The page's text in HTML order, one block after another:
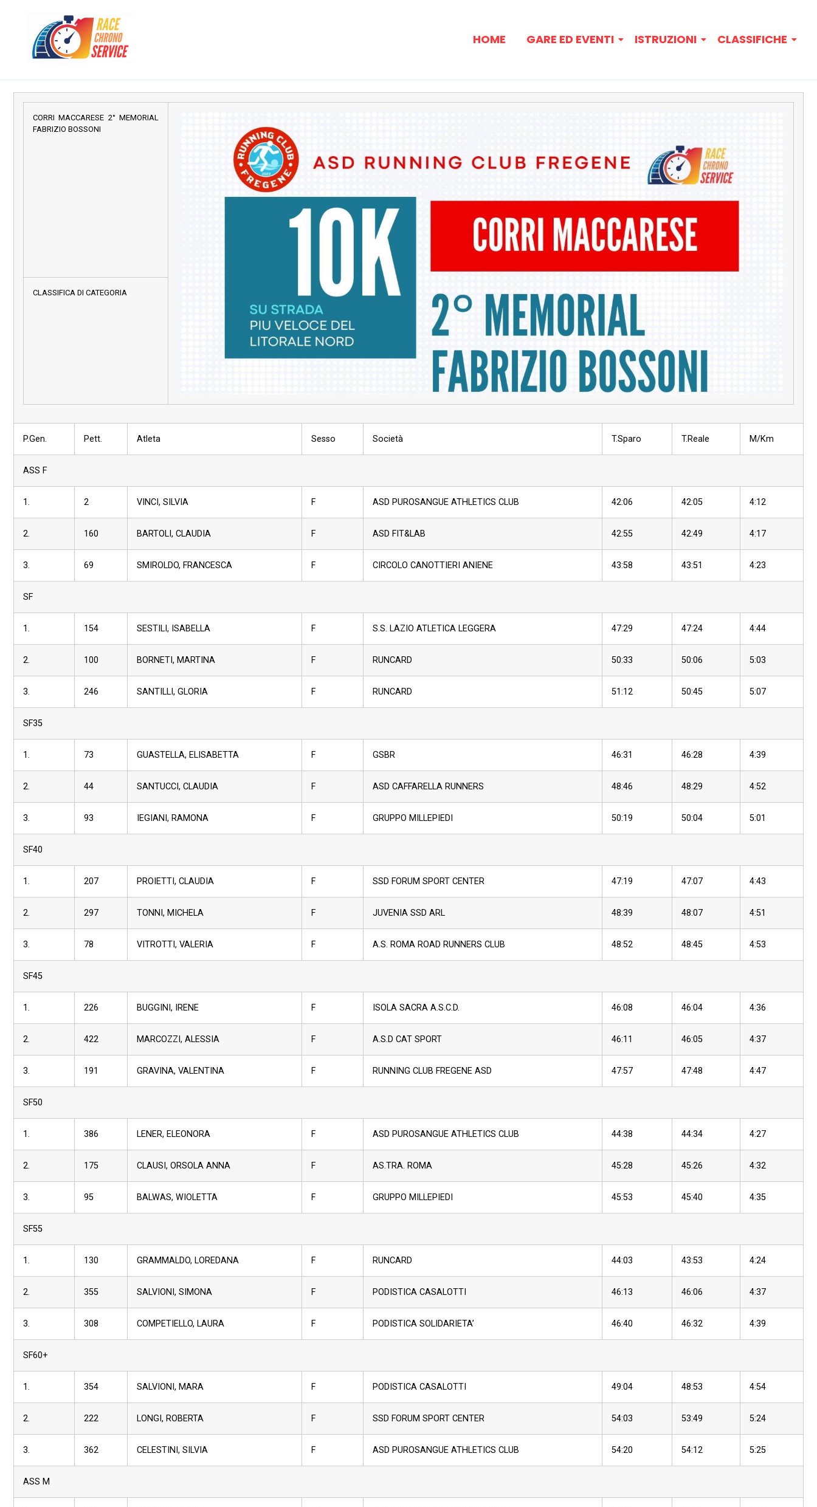
HOME GARE ED EVENTI ISTRUZIONI CLASSIFICHE
CORRI MACCARESE 2° MEMORIAL
FABRIZIO BOSSONI
CLASSIFICA DI CATEGORIA
P.Gen. Pett. Atleta Sesso Società T.Sparo T.Reale M/Km
ASS F
1. 2 VINCI, SILVIA F ASD PUROSANGUE ATHLETICS CLUB 42:06 42:05 4:12
2. 160 BARTOLI, CLAUDIA F ASD FIT&LAB 42:55 42:49 4:17
3. 69 SMIROLDO, FRANCESCA F CIRCOLO CANOTTIERI ANIENE 43:58 43:51 4:23
SF
1. 154 SESTILI, ISABELLA F S.S. LAZIO ATLETICA LEGGERA 47:29 47:24 4:44
2. 100 BORNETI, MARTINA F RUNCARD 50:33 50:06 5:03
3. 246 SANTILLI, GLORIA F RUNCARD 51:12 50:45 5:07
SF35
1. 73 GUASTELLA, ELISABETTA F GSBR 46:31 46:28 4:39
2. 44 SANTUCCI, CLAUDIA F ASD CAFFARELLA RUNNERS 48:46 48:29 4:52
3. 93 IEGIANI, RAMONA F GRUPPO MILLEPIEDI 50:19 50:04 5:01
SF40
1. 207 PROIETTI, CLAUDIA F SSD FORUM SPORT CENTER 47:19 47:07 4:43
2. 297 TONNI, MICHELA F JUVENIA SSD ARL 48:39 48:07 4:51
3. 78 VITROTTI, VALERIA F A.S. ROMA ROAD RUNNERS CLUB 48:52 48:45 4:53
SF45
1. 226 BUGGINI, IRENE F ISOLA SACRA A.S.C.D. 46:08 46:04 4:36
2. 422 MARCOZZI, ALESSIA F A.S.D CAT SPORT 46:11 46:05 4:37
3. 191 GRAVINA, VALENTINA F RUNNING CLUB FREGENE ASD 47:57 47:48 4:47
SF50
1. 386 LENER, ELEONORA F ASD PUROSANGUE ATHLETICS CLUB 44:38 44:34 4:27
2. 175 CLAUSI, ORSOLA ANNA F AS.TRA. ROMA 45:28 45:26 4:32
3. 95 BALWAS, WIOLETTA F GRUPPO MILLEPIEDI 45:53 45:40 4:35
SF55
1. 130 GRAMMALDO, LOREDANA F RUNCARD 44:03 43:53 4:24
2. 355 SALVIONI, SIMONA F PODISTICA CASALOTTI 46:13 46:06 4:37
3. 308 COMPETIELLO, LAURA F PODISTICA SOLIDARIETA’ 46:40 46:32 4:39
SF60+
1. 354 SALVIONI, MARA F PODISTICA CASALOTTI 49:04 48:53 4:54
2. 222 LONGI, ROBERTA F SSD FORUM SPORT CENTER 54:03 53:49 5:24
3. 362 CELESTINI, SILVIA F ASD PUROSANGUE ATHLETICS CLUB 54:20 54:12 5:25
ASS M